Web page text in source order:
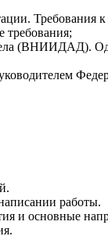
Требования
дела (ВНИИДАД).
работы.
и основные